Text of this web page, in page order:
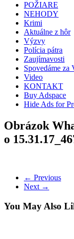
POŽIARE
NEHODY
Krimi
Aktuálne z hôr
Výzvy
Polícia pátra
Zaujímavosti
Spovedáme za
Video
KONTAKT
Buy Adspace
Hide Ads for
Obrázok
o
← Previous
Next →
You May Also